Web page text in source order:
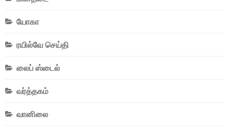
யோகா
ரயில்வே செய்தி
லைப் ஸ்டைல்
வர்த்தகம்
வானிலை